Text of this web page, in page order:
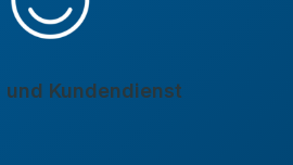
und Kundendienst